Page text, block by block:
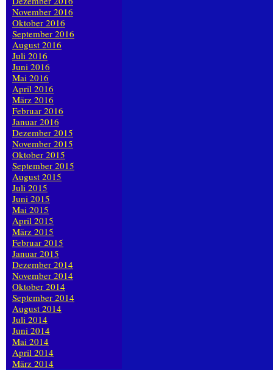
November 2016
Oktober 2016
September 2016
August 2016
Juli 2016
Juni 2016
Mai 2016
April 2016
März 2016
Februar 2016
Januar 2016
Dezember 2015
November 2015
Oktober 2015
September 2015
August 2015
Juli 2015
Juni 2015
Mai 2015
April 2015
März 2015
Februar 2015
Januar 2015
Dezember 2014
November 2014
Oktober 2014
September 2014
August 2014
Juli 2014
Juni 2014
Mai 2014
April 2014
März 2014